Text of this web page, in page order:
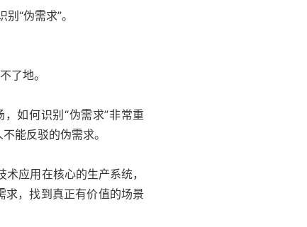
“伪需求”。
了地。
如何识别“伪需求”非常重
能反驳的伪需求。
应用在核心的生产系统，
求，找到真正有价值的场景